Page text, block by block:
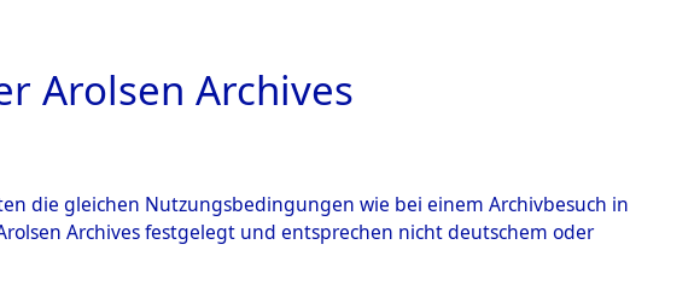
BILD
Arolsen Archives
die gleichen Nutzungsbedingungen wie bei einem Archivbesuch in
Archives festgelegt und entsprechen nicht deutschem oder